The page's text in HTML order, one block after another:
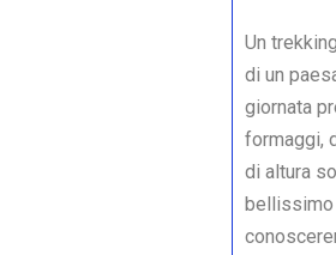
Un
di un
giornata
formaggi,
di altura
bellissimo